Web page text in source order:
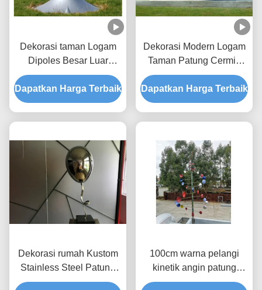
Dekorasi taman Logam
Dipoles Besar Luar
Logam Drop Patung
Patung
Dapatkan Harga Terbaik
Dekorasi Modern Logam
Taman Patung Cermin
Stainless Steel Dipoles
Dapatkan Harga Terbaik
Dekorasi rumah Kustom
Stainless Steel Patung
Cermin Dipoles Balon
100cm warna pelangi
kinetik angin patung
Stainless Steel dicat